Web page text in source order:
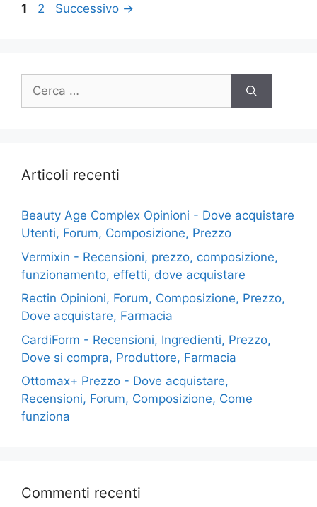
Pagina
1 Pagina
2 Successivo →
Ricerca
Articoli recenti
Beauty Age Сomplex Opinioni - Dove acquistare
Utenti, Forum, Composizione, Prezzo
Vermixin - Recensioni, prezzo, composizione,
funzionamento, effetti, dove acquistare
Rectin Opinioni, Forum, Composizione, Prezzo,
Dove acquistare, Farmacia
CardiForm - Recensioni, Ingredienti, Prezzo,
Dove si compra, Produttore, Farmacia
Ottomax+ Prezzo - Dove acquistare,
Recensioni, Forum, Composizione, Come
funziona
Commenti recenti